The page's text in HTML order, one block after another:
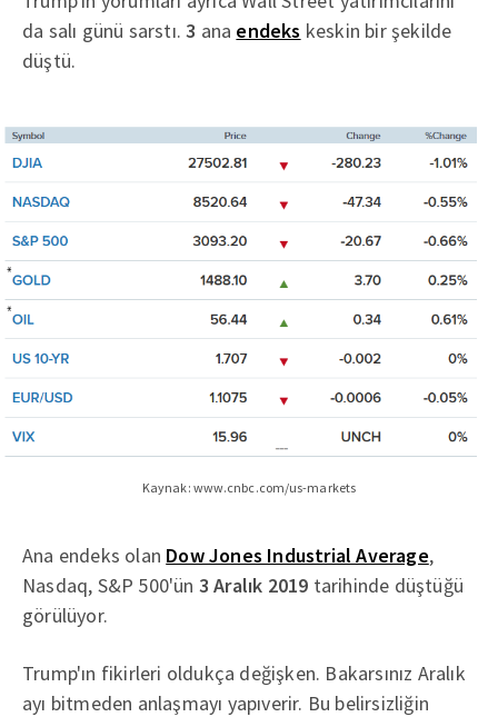
da salı günü sarstı.3 ana endeks keskin bir şekilde
düştü.
Kaynak: www.cnbc.com/us-markets
Ana endeks olan Dow Jones Industrial Average,
Nasdaq, S&P 500'ün 3 Aralık 2019 tarihinde düştüğü
görülüyor.
Trump'ın fikirleri oldukça değişken. Bakarsınız Aralık
ayı bitmeden anlaşmayı yapıverir. Bu belirsizliğin